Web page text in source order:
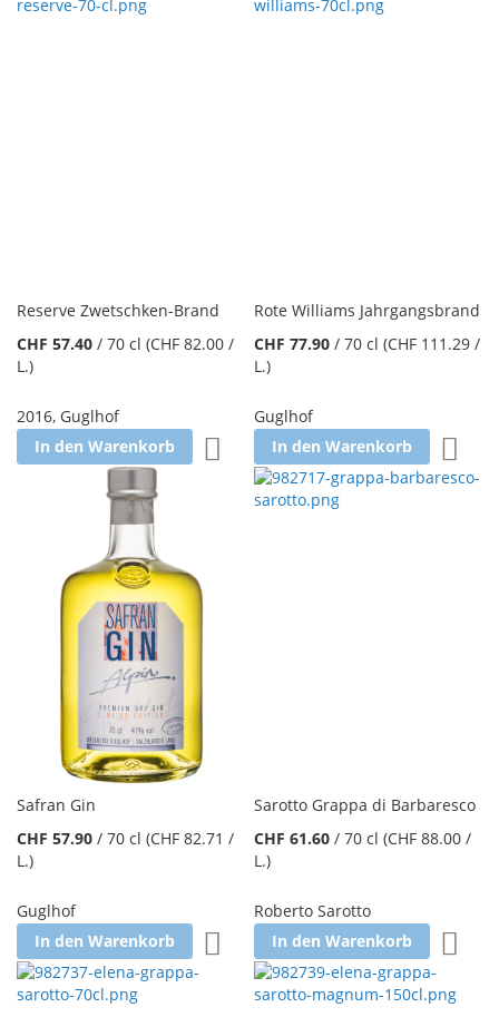
Reserve Zwetschken-Brand
CHF 57.40 / 70 cl (CHF 82.00 /
L.)
2016, Guglhof
In den Warenkorb
Zur Wunschliste hinzufügen
Rote Williams Jahrgangsbrand
CHF 77.90 /70 cl (CHF 111.29 /
L.)
Guglhof
In den Warenkorb
Safran Gin
CHF 57.90 / 70 cl (CHF 82.71 /
L.)
Guglhof
In den Warenkorb
Zur Wunschliste hinzufügen
Sarotto Grappa di Barbaresco
CHF 61.60 /70 cl (CHF 88.00 /
L.)
Roberto Sarotto
In den Warenkorb